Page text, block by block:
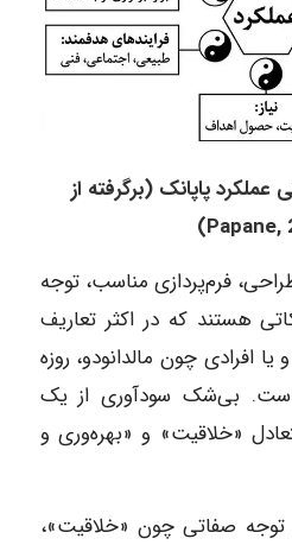
عملکرد پاپانک (برگرفته از
Papane,
فرم‌پردازی مناسب، توجه
هستند که در اکثر تعاریف
افرادی چون مالدانودو، روزه
است. بی‌شک سودآوری از یک
«خلاقیت» و «بهره‌وری و
صفاتی چون «خلاقیت»،